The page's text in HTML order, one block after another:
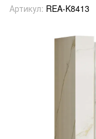
Артикул: REA-K8413